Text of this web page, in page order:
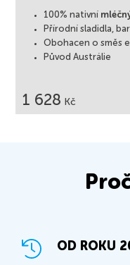
100% nativní
Přírodní sladidla,
Obohacen o směs
Původ Austrálie
1 628 Kč
OD ROKU